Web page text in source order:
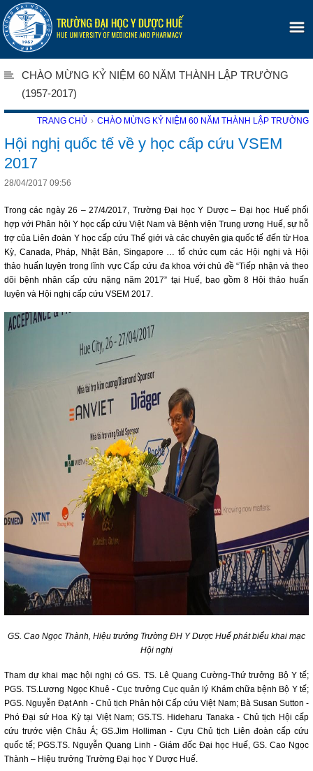
CHÀO MỪNG KỶ NIỆM 60 NĂM THÀNH LẬP TRƯỜNG
(1957-2017)
TRANG CHỦ › CHÀO MỪNG KỶ NIỆM 60 NĂM THÀNH LẬP TRƯỜNG
Hội nghị quốc tế về y học cấp cứu VSEM
2017
28/04/2017 09:56
Trong các ngày 26 – 27/4/2017, Trường Đại học Y Dược – Đại học Huế phối
hợp với Phân hội Y học cấp cứu Việt Nam và Bệnh viện Trung ương Huế, sự hỗ
trợ của Liên đoàn Y học cấp cứu Thế giới và các chuyên gia quốc tế đến từ Hoa
Kỳ, Canada, Pháp, Nhật Bản, Singapore … tổ chức cụm các Hội nghị và Hội
thảo huấn luyện trong lĩnh vực Cấp cứu đa khoa với chủ đề “Tiếp nhận và theo
dõi bệnh nhân cấp cứu nặng năm 2017” tại Huế, bao gồm 8 Hội thảo huấn
luyện và Hội nghị cấp cứu VSEM 2017.
GS. Cao Ngọc Thành, Hiệu trưởng Trường ĐH Y Dược Huế phát biểu khai mạc
Hội nghị
Tham dự khai mạc hội nghị có GS. TS. Lê Quang Cường-Thứ trưởng Bộ Y tế;
PGS. TS.Lương Ngọc Khuê - Cục trưởng Cục quản lý Khám chữa bệnh Bộ Y tế;
PGS. Nguyễn Đạt Anh - Chủ tịch Phân hội Cấp cứu Việt Nam; Bà Susan Sutton -
Phó Đại sứ Hoa Kỳ tại Việt Nam; GS.TS. Hideharu Tanaka - Chủ tịch Hội cấp
cứu trước viện Châu Á; GS.Jim Holliman - Cựu Chủ tịch Liên đoàn cấp cứu
quốc tế; PGS.TS. Nguyễn Quang Linh - Giám đốc Đại học Huế, GS. Cao Ngọc
Thành – Hiệu trưởng Trường Đại học Y Dược Huế.